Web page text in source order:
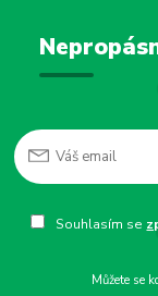
Souhlasím se
Můžete se